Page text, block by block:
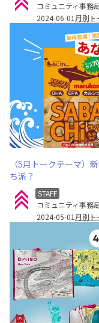
コミュニティ事務
2024-06-01 月別ト
（5月トークテーマ）
ち派？
STAFF
コミュニティ事務
2024-05-01 月別ト